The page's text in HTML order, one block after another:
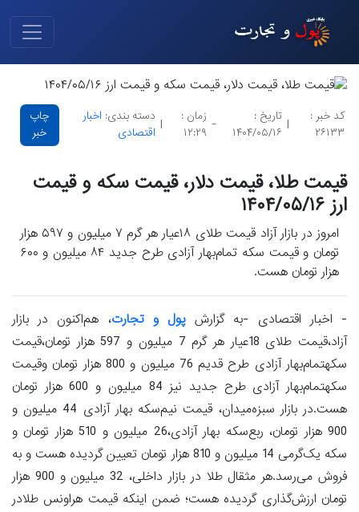
کد خبر :
۲۶۱۳۳
|
تاریخ :
۱۴۰۴/۰۵/۱۶
-
زمان :
۱۲:۲۹
|
دسته بندی: اخبار
اقتصادی
چاپ
خبر
قیمت طلا، قیمت دلار، قیمت سکه و قیمت
ارز ۱۴۰۴/۰۵/۱۶
امروز در بازار آزاد قیمت طلای ۱۸عیار هر گرم ۷ میلیون و ۵۹۷ هزار
تومان و قیمت سکه تمام‌بهار آزادی طرح جدید ۸۴ میلیون و ۶۰۰
هزار تومان هست.
- اخبار اقتصادی -به گزارش پول و تجارت، هم‌اکنون در بازار
آزاد،قیمت طلای 18عیار هر گرم 7 میلیون و 597 هزار تومان،قیمت
سکهتمام‌بهار آزادی طرح قدیم 76 میلیون و 800 هزار تومان وقیمت
سکهتمام‌بهار آزادی طرح جدید نیز 84 میلیون و 600 هزار تومان
هست.در بازار سبزه‌میدان، قیمت نیم‌سکه بهار آزادی 44 میلیون و
900 هزار تومان، ربع‌سکه بهار آزادی،26 میلیون و 510 هزار تومان و
سکه یک‌گرمی 14 میلیون و 810 هزار تومان تعیین گردیده هست و به
فروش می‌رسد.هر مثقال طلا در بازار داخلی، 32 میلیون و 900 هزار
تومان ارزش‌گذاری گردیده هست؛ ضمن اینکه قیمت هراونس طلادر